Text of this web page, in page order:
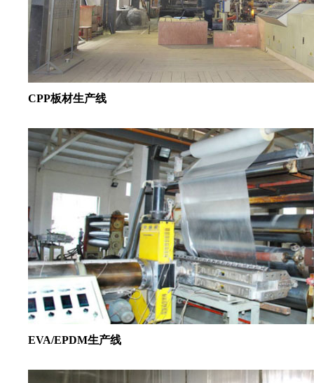
CPP板材生产线
EVA/EPDM生产线